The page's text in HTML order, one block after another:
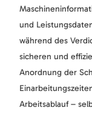
und
während des
sicheren und
Anordnung der
Arbeitsablauf –